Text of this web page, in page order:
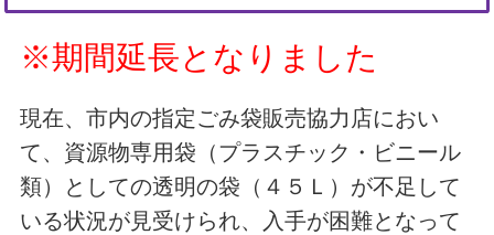
※期間延長となりました
現在、市内の指定ごみ袋販売協力店におい
て、資源物専用袋（プラスチック・ビニール
類）としての透明の袋（４５Ｌ）が不足して
いる状況が見受けられ、入手が困難となって